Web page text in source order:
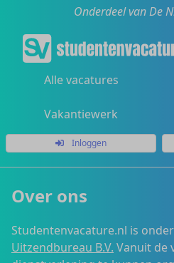
Onderdeel van De
Alle vacatures
Vakantiewerk
Inloggen
Over ons
Studentenvacature.nl is
Uitzendbureau B.V. Vanuit de